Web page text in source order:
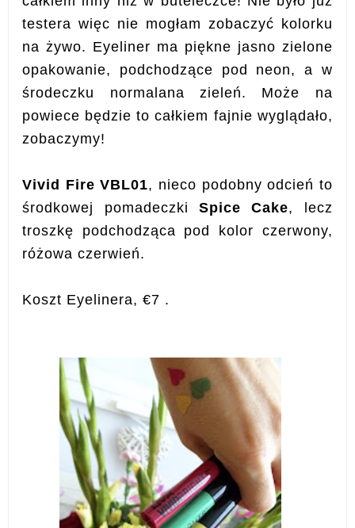
testera więc nie mogłam zobaczyć kolorku
na żywo. Eyeliner ma piękne jasno zielone
opakowanie, podchodzące pod neon, a w
środeczku normalana zieleń. Może na
powiece będzie to całkiem fajnie wyglądało,
zobaczymy!
Vivid Fire VBL01, nieco podobny odcień to
środkowej pomadeczki Spice Cake, lecz
troszkę podchodząca pod kolor czerwony,
różowa czerwień.
Koszt Eyelinera, €7 .